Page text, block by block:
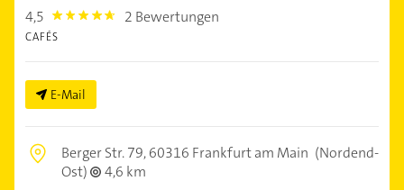
4,5 4.5 2 Bewertungen
CAFÉS
E-Mail
Berger Str. 79,60316 Frankfurt am Main (Nordend-
Ost)
4,6 km